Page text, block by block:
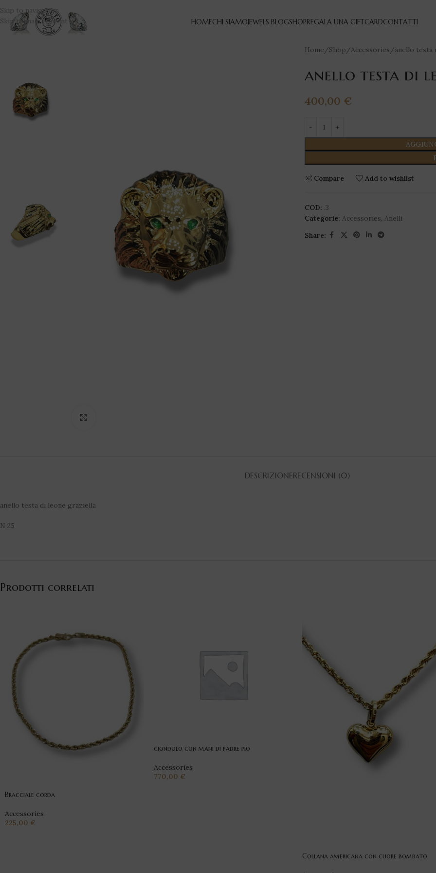
Skip to navigation
Skip to main content
HOMECHI SIAMOJEWELS BLOGSHOPREGALA UNA GIFTCARDCONTATTI
Home Shop Accessories anello testa
anello testa di
400,00 €
Compare Add to wishlist
COD: .3
Categorie: Accessories, Anelli
Share:
DESCRIZIONERECENSIONI (0)
anello testa di leone graziella
N 25
Prodotti correlati
Bracciale corda
Accessories
225,00 €
ciondolo con mani di padre pio
Accessories
770,00 €
Collana americana con cuore bombato